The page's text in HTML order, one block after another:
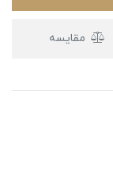
مقایسه